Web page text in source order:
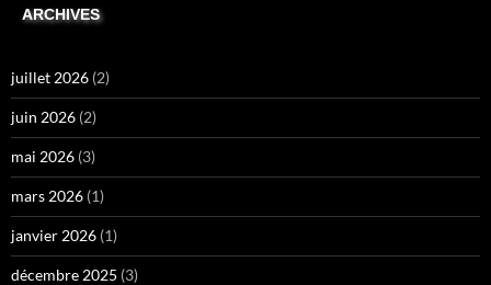
ARCHIVES
juillet 2026 (2)
juin 2026 (2)
mai 2026 (3)
mars 2026 (1)
janvier 2026 (1)
décembre 2025 (3)